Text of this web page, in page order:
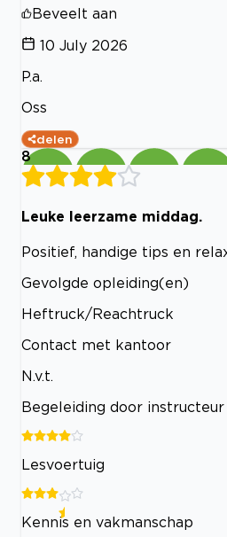
Beveelt aan
10 July 2026
P.a.
Oss
delen
8
Leuke leerzame middag.
Positief, handige tips en
Gevolgde opleiding(en)
Heftruck/Reachtruck
Contact met kantoor
N.v.t.
Begeleiding door instructeur
Lesvoertuig
Kennis en vakmanschap